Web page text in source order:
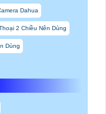
Dahua
2 Chiều Nên Dùng
Dùng